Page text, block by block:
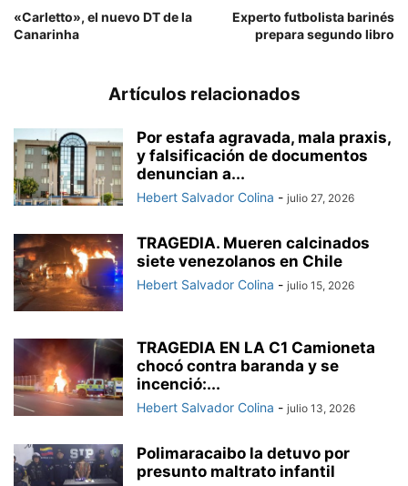
«Carletto», el nuevo DT de la
Canarinha
Experto futbolista barinés
prepara segundo libro
Artículos relacionados
Por estafa agravada, mala praxis,
y falsificación de documentos
denuncian a...
Hebert Salvador Colina - julio 27, 2026
TRAGEDIA. Mueren calcinados
siete venezolanos en Chile
Hebert Salvador Colina - julio 15, 2026
TRAGEDIA EN LA C1 Camioneta
chocó contra baranda y se
incenció:...
Hebert Salvador Colina - julio 13, 2026
Polimaracaibo la detuvo por
presunto maltrato infantil